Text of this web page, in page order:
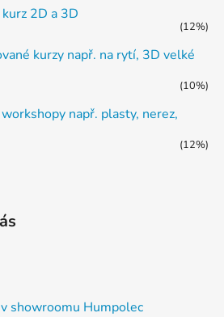
2D a 3D
(12%)
kurzy např. na rytí, 3D velké
(10%)
např. plasty, nerez,
(12%)
showroomu Humpolec